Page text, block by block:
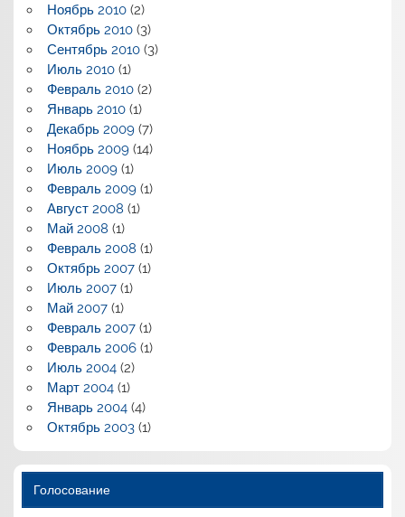
Ноябрь 2010(2)
Октябрь 2010(3)
Сентябрь 2010(3)
Июль 2010(1)
Февраль 2010(2)
Январь 2010(1)
Декабрь 2009(7)
Ноябрь 2009(14)
Июль 2009(1)
Февраль 2009(1)
Август 2008 (1)
Май 2008 (1)
Февраль 2008 (1)
Октябрь 2007(1)
Июль 2007(1)
Май 2007(1)
Февраль 2007(1)
Февраль 2006(1)
Июль 2004(2)
Март 2004(1)
Январь 2004(4)
Октябрь 2003(1)
Голосование